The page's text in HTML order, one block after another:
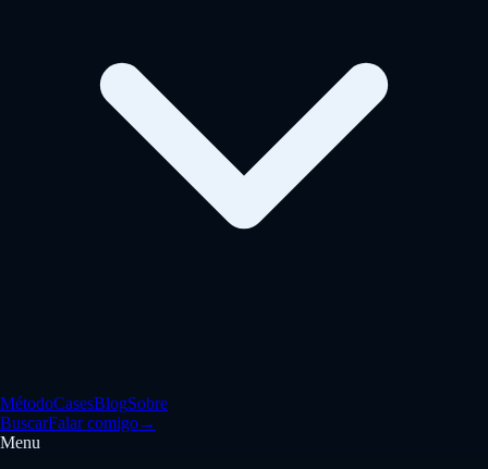
MétodoCasesBlogSobre
BuscarFalar comigo→
Menu